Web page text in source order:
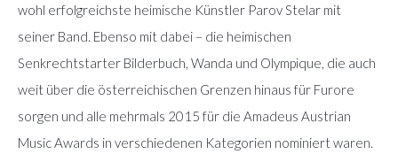
wohl erfolgreichste heimische Künstler Parov Stelar mit
seiner Band. Ebenso mit dabei – die heimischen
Senkrechtstarter Bilderbuch, Wanda und Olympique, die auch
weit über die österreichischen Grenzen hinaus für Furore
sorgen und alle mehrmals 2015 für die Amadeus Austrian
Music Awards in verschiedenen Kategorien nominiert waren.